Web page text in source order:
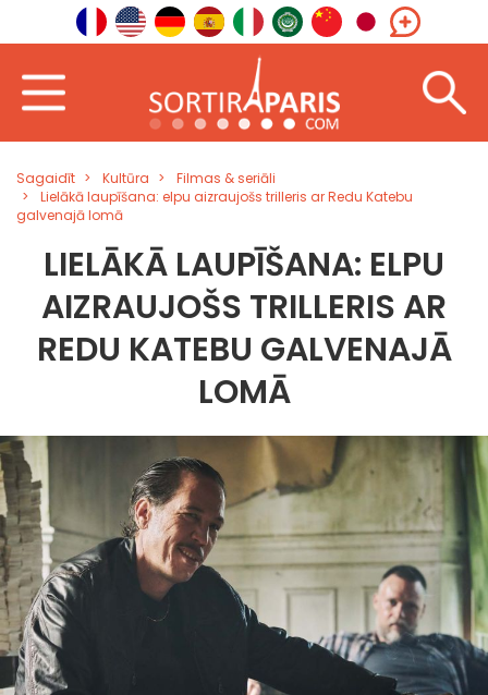
Sagaidīt Kultūra
Filmas & seriāli
Lielākā laupīšana: elpu aizraujošs trilleris ar Redu Katebu
galvenajā lomā
LIELĀKĀ LAUPĪŠANA: ELPU
AIZRAUJOŠS TRILLERIS AR
REDU KATEBU GALVENAJĀ
LOMĀ